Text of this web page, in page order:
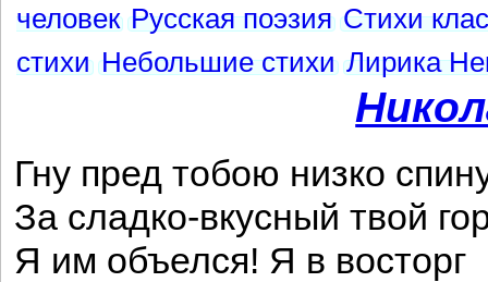
человек Русская поэзия Стихи
стихи Небольшие стихи Лирика
Гну пред тобою низко
За сладко-вкусный твой
Я им объелся! Я в восторг